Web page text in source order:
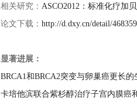
相关研究： ASCO2012：标准化疗加
论文下载： http://d.dxy.cn/detail/
显著进展：
BRCA1和BRCA2突变与卵巢癌更长
卡培他滨联合紫杉醇治疗子宫内膜癌